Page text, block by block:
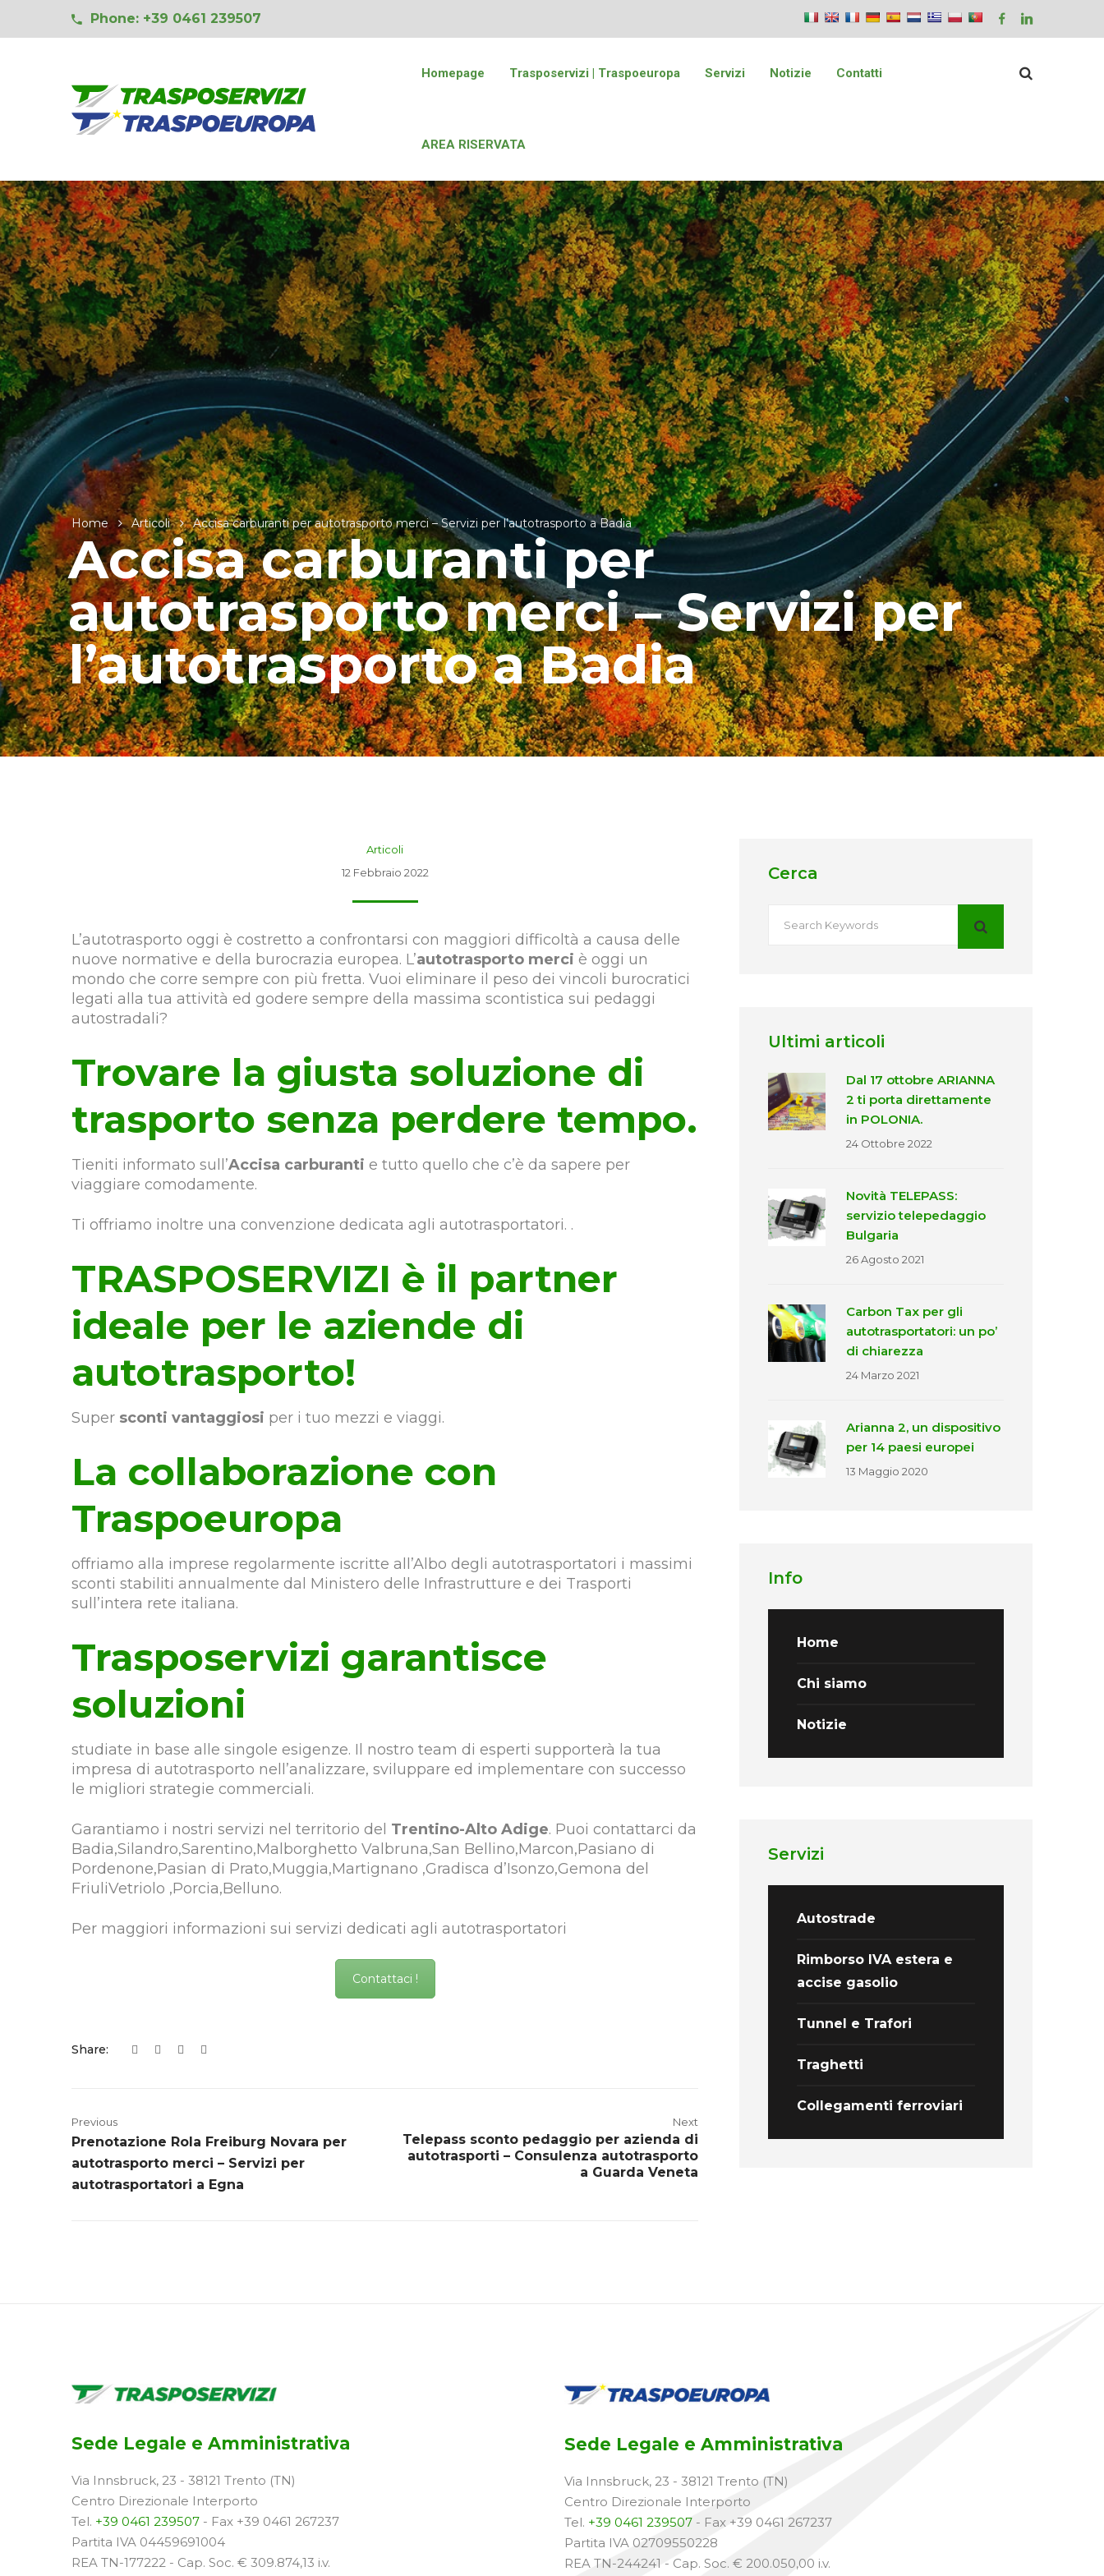
Phone: +39 0461 239507
Homepage Trasposervizi | Traspoeuropa Servizi Notizie Contatti
AREA RISERVATA
Home Articoli Accisa carburanti per autotrasporto merci – Servizi per l’autotrasporto a Badia
Accisa carburanti per
autotrasporto merci – Servizi per
l’autotrasporto a Badia
Articoli
12 Febbraio 2022
L’autotrasporto oggi è costretto a confrontarsi con maggiori difficoltà a causa delle
nuove normative e della burocrazia europea. L’autotrasporto merci è oggi un
mondo che corre sempre con più fretta. Vuoi eliminare il peso dei vincoli burocratici
legati alla tua attività ed godere sempre della massima scontistica sui pedaggi
autostradali?
Trovare la giusta soluzione di
trasporto senza perdere tempo.
Tieniti informato sull’Accisa carburanti e tutto quello che c’è da sapere per
viaggiare comodamente.
Ti offriamo inoltre una convenzione dedicata agli autotrasportatori. .
TRASPOSERVIZI è il partner
ideale per le aziende di
autotrasporto!
Super sconti vantaggiosi per i tuo mezzi e viaggi.
La collaborazione con
Traspoeuropa
offriamo alla imprese regolarmente iscritte all’Albo degli autotrasportatori i massimi
sconti stabiliti annualmente dal Ministero delle Infrastrutture e dei Trasporti
sull’intera rete italiana.
Trasposervizi garantisce
soluzioni
studiate in base alle singole esigenze. Il nostro team di esperti supporterà la tua
impresa di autotrasporto nell’analizzare, sviluppare ed implementare con successo
le migliori strategie commerciali.
Garantiamo i nostri servizi nel territorio del Trentino-Alto Adige. Puoi contattarci da
Badia,Silandro,Sarentino,Malborghetto Valbruna,San Bellino,Marcon,Pasiano di
Pordenone,Pasian di Prato,Muggia,Martignano ,Gradisca d’Isonzo,Gemona del
FriuliVetriolo ,Porcia,Belluno.
Per maggiori informazioni sui servizi dedicati agli autotrasportatori
Contattaci !
Share:
Previous
Prenotazione Rola Freiburg Novara per
autotrasporto merci – Servizi per
autotrasportatori a Egna
Next
Telepass sconto pedaggio per azienda di
autotrasporti – Consulenza autotrasporto
a Guarda Veneta
Cerca
Ultimi articoli
Dal 17 ottobre ARIANNA
2 ti porta direttamente
in POLONIA.
24 Ottobre 2022
Novità TELEPASS:
servizio telepedaggio
Bulgaria
26 Agosto 2021
Carbon Tax per gli
autotrasportatori: un po’
di chiarezza
24 Marzo 2021
Arianna 2, un dispositivo
per 14 paesi europei
13 Maggio 2020
Info
Home
Chi siamo
Notizie
Servizi
Autostrade
Rimborso IVA estera e
accise gasolio
Tunnel e Trafori
Traghetti
Collegamenti ferroviari
Sede Legale e Amministrativa
Via Innsbruck, 23 - 38121 Trento (TN)
Centro Direzionale Interporto
Tel. +39 0461 239507 - Fax +39 0461 267237
Partita IVA 04459691004
REA TN-177222 - Cap. Soc. € 309.874,13 i.v.
Sede Legale e Amministrativa
Via Innsbruck, 23 - 38121 Trento (TN)
Centro Direzionale Interporto
Tel. +39 0461 239507 - Fax +39 0461 267237
Partita IVA 02709550228
REA TN-244241 - Cap. Soc. € 200.050,00 i.v.